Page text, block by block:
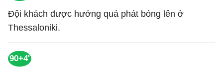
Đội khách được hưởng quả phát bóng lên ở
Thessaloniki.
90+4'